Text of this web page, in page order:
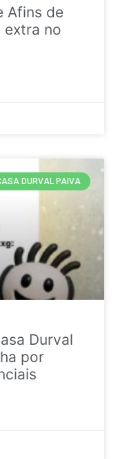
Afins de
extra no
DURVAL PAIVA
Durval
por